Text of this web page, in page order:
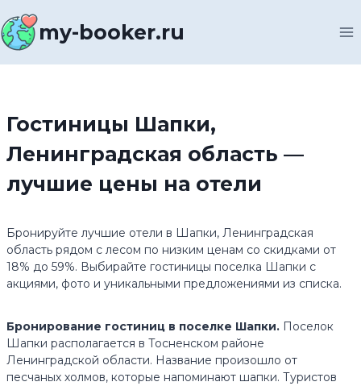
к
содержимомуmy-booker.ru
Гостиницы Шапки,
Ленинградская область —
лучшие цены на отели
Бронируйте лучшие отели в Шапки, Ленинградская
область рядом с лесом по низким ценам со скидками от
18% до 59%. Выбирайте гостиницы поселка Шапки с
акциями, фото и уникальными предложениями из списка.
Бронирование гостиниц в поселке Шапки. Поселок
Шапки располагается в Тосненском районе
Ленинградской области. Название произошло от
песчаных холмов, которые напоминают шапки. Туристов